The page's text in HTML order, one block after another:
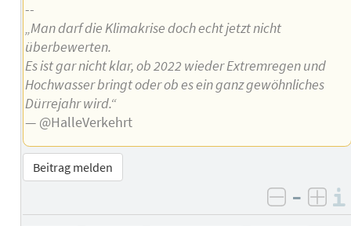
--
„Man darf die Klimakrise doch echt jetzt nicht
überbewerten.
Es ist gar nicht klar, ob 2022 wieder Extremregen und
Hochwasser bringt oder ob es ein ganz gewöhnliches
Dürrejahr wird.“
— @HalleVerkehrt
Beitrag melden
negativ
–